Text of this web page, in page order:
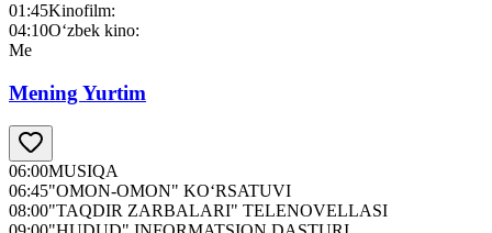
01:45Kinofilm:
04:10O‘zbek kino:
Me
Mening Yurtim
06:00MUSIQA
06:45"OMON-OMON" KO‘RSATUVI
08:00"TAQDIR ZARBALARI" TELENOVELLASI